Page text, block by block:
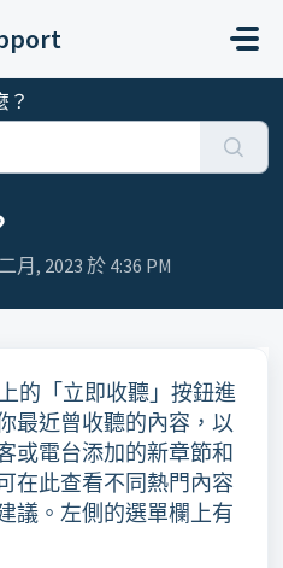
？
月, 2023 於 4:36 PM
的「立即收聽」按鈕進
最近曾收聽的內容，以
或電台添加的新章節和
在此查看不同熱門內容
議。左側的選單欄上有